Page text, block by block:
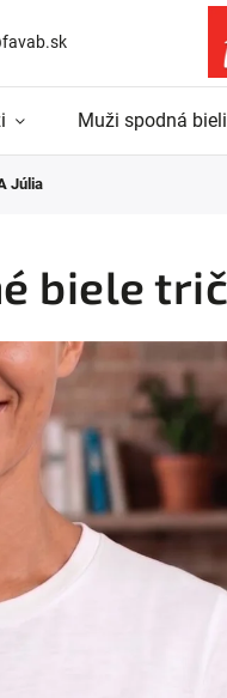
Muži spodná
Júlia
biele